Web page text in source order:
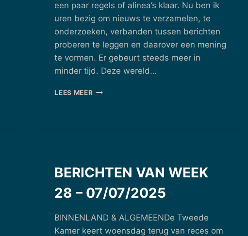
een paar regels of alinea’s klaar. Nu ben ik
uren bezig om nieuws te verzamelen, te
onderzoeken, verbanden tussen berichten
proberen te leggen en daarover een mening
te vormen. Er gebeurt steeds meer in
minder tijd. Deze wereld…
LEES MEERBERICHTEN
BERICHTEN VAN WEEK
28 – 07/07/2025
BINNENLAND & ALGEMEENDe Tweede
Kamer keert woensdag terug van reces om